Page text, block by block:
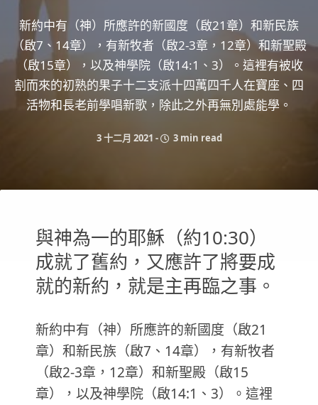
新約中有（神）所應許的新國度（啟21章）和新民族
（啟7、14章），有新牧者（啟2-3章，12章）和新聖殿
（啟15章），以及神學院（啟14:1、3）。這裡有被收
割而來的初熟的果子十二支派十四萬四千人在寶座、四
活物和長老前學唱新歌，除此之外再無別處能學。
3 十二月 2021 - 3 min read
與神為一的耶穌（約10:30）
成就了舊約，又應許了將要成
就的新約，就是主再臨之事。
新約中有（神）所應許的新國度（啟21
章）和新民族（啟7、14章），有新牧者
（啟2-3章，12章）和新聖殿（啟15
章），以及神學院（啟14:1、3）。這裡